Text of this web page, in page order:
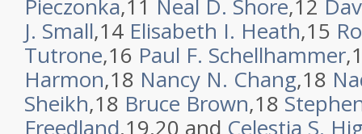
Pieczonka,11 Neal D. Shore,12
J. Small,14 Elisabeth I. Heath,15
Tutrone,16 Paul F. Schellhammer
Harmon,18 Nancy N. Chang,18
Sheikh,18 Bruce Brown,18
Freedland,19,20 and Celestia S.